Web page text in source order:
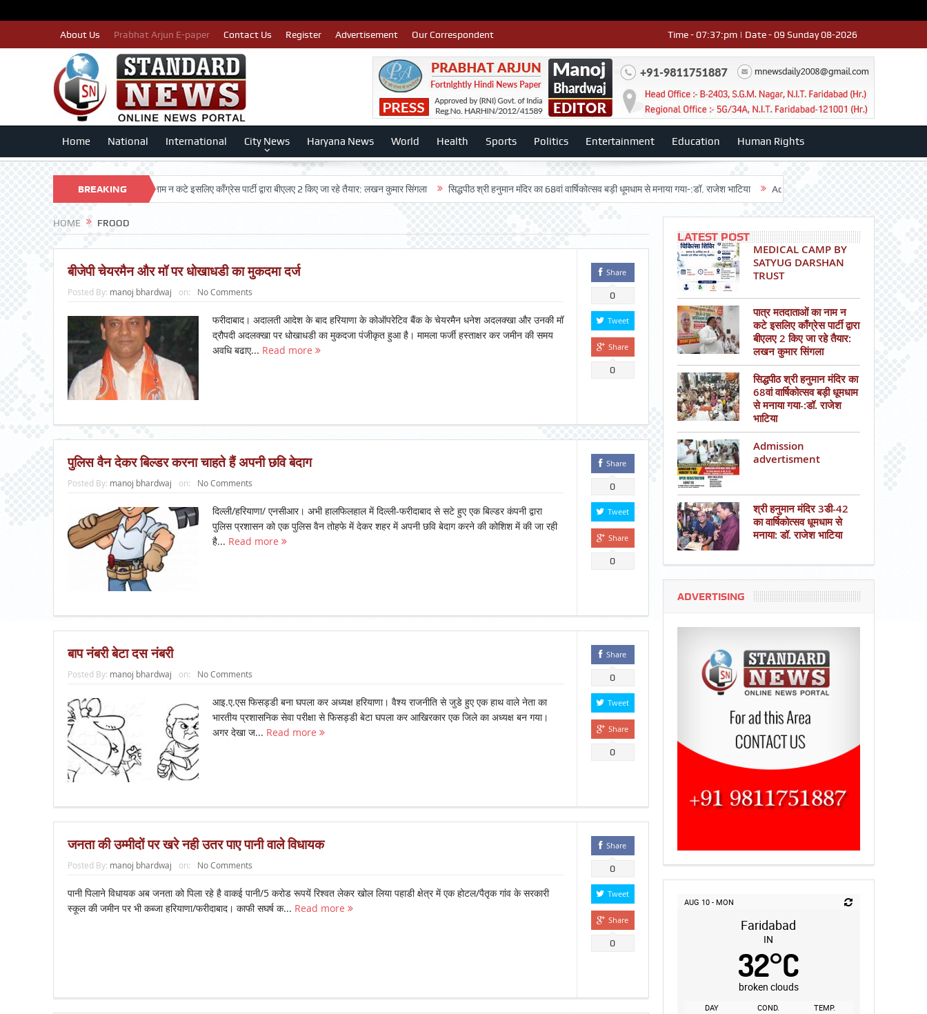
About Us Prabhat Arjun E-paper Contact Us Register Advertisement Our Correspondent Time - 07:37:pm | Date - 09 Sunday 08-2026
Home National International City News Haryana News World Health Sports Politics Entertainment Education Human Rights
BREAKING
NEWS
पात्र मतदाताओं का नाम न कटे इसलिए काँग्रेस पार्टी द्वारा बीएलए 2 किए जा रहे तैयार: लखन कुमार सिंगला सिद्धपीठ श्री हनुमान मंदिर का 68वां वार्षिकोत्सव बड़ी धूमधाम से मनाया गया-:डॉ. राजेश भाटिया Admission advertisment श्री हनुमान मंदिर
HOME FROOD
बीजेपी चेयरमैन और मॉ पर धोखाधडी का मुकदमा दर्ज
Posted By: manoj bhardwaj on: No Comments
फरीदाबाद। अदालती आदेश के बाद हरियाणा के कोऑपरेटिव बैंक के चेयरमैन धनेश अदलक्खा और उनकी मॉ
द्रौपदी अदलक्खा पर धोखाधडी का मुकदजा पंजीकृत हुआ है। मामला फर्जी हस्ताक्षर कर जमीन की समय
अवधि बढाए... Read more
Share
0
Tweet
Share
0
पुलिस वैन देकर बिल्डर करना चाहते हैं अपनी छवि बेदाग
Posted By: manoj bhardwaj on: No Comments
दिल्ली/हरियाणा/ एनसीआर। अभी हालफिलहाल में दिल्ली-फरीदाबाद से सटे हुए एक बिल्डर कंपनी द्वारा
पुलिस प्रशासन को एक पुलिस वैन तोहफे में देकर शहर में अपनी छवि बेदाग करने की कोशिश में की जा रही
है... Read more
Share
0
Tweet
Share
0
बाप नंबरी बेटा दस नंबरी
Posted By: manoj bhardwaj on: No Comments
आइ.ए.एस फिसड्डी बना घपला कर अध्यक्ष हरियाणा। वैश्य राजनीति से जुडे हुए एक हाथ वाले नेता का
भारतीय प्रशासनिक सेवा परीक्षा से फिसड्डी बेटा घपला कर आखिरकार एक जिले का अध्यक्ष बन गया।
अगर देखा ज... Read more
Share
0
Tweet
Share
0
जनता की उम्मीदों पर खरे नही उतर पाए पानी वाले विधायक
Posted By: manoj bhardwaj on: No Comments
पानी पिलाने विधायक अब जनता को पिला रहे है वाकई पानी/5 करोड रूपयें रिश्वत लेकर खोल लिया पहाडी क्षेत्र में एक होटल/पैतृक गांव के सरकारी
स्कूल की जमीन पर भी कब्जा हरियाणा/फरीदाबाद। काफी सघर्ष क... Read more
Share
0
Tweet
Share
0
LATEST POST
MEDICAL CAMP BY
SATYUG DARSHAN
TRUST
पात्र मतदाताओं का नाम न
कटे इसलिए काँग्रेस पार्टी द्वारा
बीएलए 2 किए जा रहे तैयार:
लखन कुमार सिंगला
सिद्धपीठ श्री हनुमान मंदिर का
68वां वार्षिकोत्सव बड़ी धूमधाम
से मनाया गया-:डॉ. राजेश
भाटिया
Admission
advertisment
श्री हनुमान मंदिर 3डी-42
का वार्षिकोत्सव धूमधाम से
मनाया: डॉ. राजेश भाटिया
ADVERTISING
AUG 10 - MON
Faridabad
IN
32°C
broken clouds
DAY COND. TEMP.